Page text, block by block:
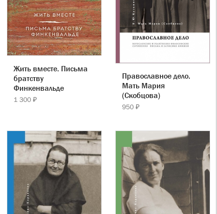
Жить вместе. Письма
братству
Финкенвальде
1 300 ₽
Православное дело.
Мать Мария
(Скобцова)
950 ₽